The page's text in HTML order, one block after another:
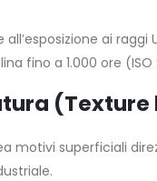
ai raggi
fino a 1.000 ore (ISO
motivi superficiali